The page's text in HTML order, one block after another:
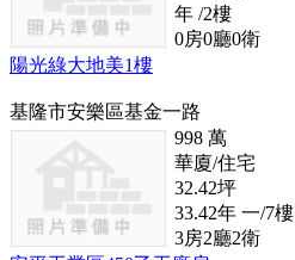
年 /2樓
0房0廳0衛
陽光綠大地美1樓
基隆市安樂區基金一路
998 萬
華廈/住宅
32.42坪
33.42年 一/7樓
3房2廳2衛